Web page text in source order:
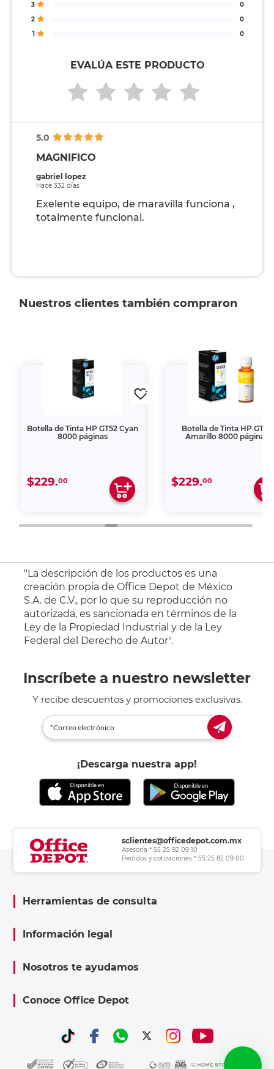
3
0
2
0
1
0
EVALÚA ESTE PRODUCTO
5.0
MAGNIFICO
gabriel lopez
Hace 332 días
Exelente equipo, de maravilla funciona ,
totalmente funcional.
Nuestros clientes también compraron
Botella de Tinta HP GT52 Cyan
8000 páginas
$229.00
Botella de Tinta HP GT52
Amarillo 8000 páginas
$229.00
"La descripción de los productos es una
creación propia de Office Depot de México
S.A. de C.V., por lo que su reproducción no
autorizada, es sancionada en términos de la
Ley de la Propiedad Industrial y de la Ley
Federal del Derecho de Autor".
Inscríbete a nuestro newsletter
Y recibe descuentos y promociones exclusivas.
¡Descarga nuestra app!
sclientes@officedepot.com.mx
Asesoría * 55 25 82 09 10
Pedidos y cotizaciones * 55 25 82 09 00
Herramientas de consulta
Información legal
Nosotros te ayudamos
Conoce Office Depot